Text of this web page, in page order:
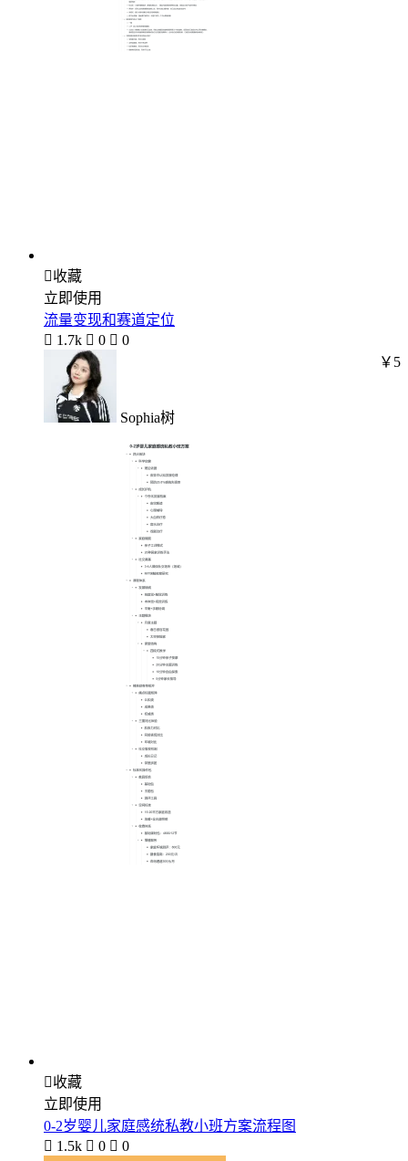
收藏
立即使用
流量变现和赛道定位
 1.7k  0  0
Sophia树
￥5
收藏
立即使用
0-2岁婴儿家庭感统私教小班方案流程图
 1.5k  0  0